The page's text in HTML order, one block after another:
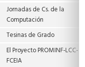
Jornadas de Cs. de la
Computación
Tesinas de Grado
El Proyecto PROMINF‐LCC‐
FCEIA